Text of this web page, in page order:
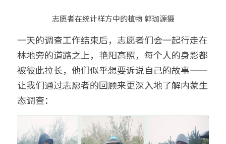
志愿者在统计样方中的植物 郭珈源摄
一天的调查工作结束后，志愿者们会一起行走在
林地旁的道路之上，艳阳高照，每个人的身影都
被彼此拉长，他们似乎想要诉说自己的故事——
让我们通过志愿者的回顾来更深入地了解内蒙生
态调查：